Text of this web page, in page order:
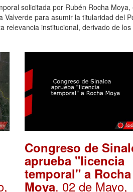
solicitada por Rubén Rocha
Valverde para asumir la titularidad del
relevancia institucional, derivado de
Congreso de
aprueba "licencia
temporal" a Rocha
Moya. 02 de Mayo,